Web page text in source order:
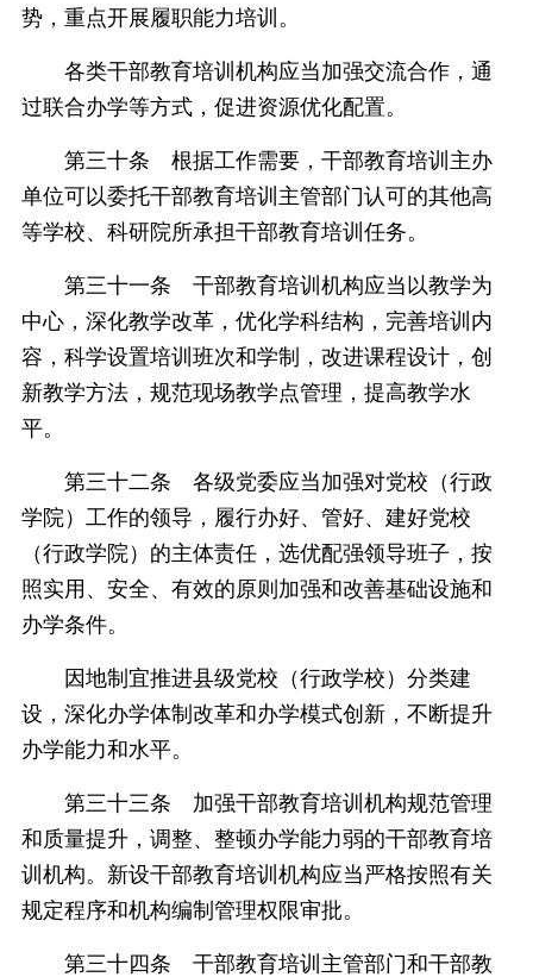
势，重点开展履职能力培训。
各类干部教育培训机构应当加强交流合作，通
过联合办学等方式，促进资源优化配置。
第三十条 根据工作需要，干部教育培训主办
单位可以委托干部教育培训主管部门认可的其他高
等学校、科研院所承担干部教育培训任务。
第三十一条 干部教育培训机构应当以教学为
中心，深化教学改革，优化学科结构，完善培训内
容，科学设置培训班次和学制，改进课程设计，创
新教学方法，规范现场教学点管理，提高教学水
平。
第三十二条 各级党委应当加强对党校（行政
学院）工作的领导，履行办好、管好、建好党校
（行政学院）的主体责任，选优配强领导班子，按
照实用、安全、有效的原则加强和改善基础设施和
办学条件。
因地制宜推进县级党校（行政学校）分类建
设，深化办学体制改革和办学模式创新，不断提升
办学能力和水平。
第三十三条 加强干部教育培训机构规范管理
和质量提升，调整、整顿办学能力弱的干部教育培
训机构。新设干部教育培训机构应当严格按照有关
规定程序和机构编制管理权限审批。
第三十四条 干部教育培训主管部门和干部教